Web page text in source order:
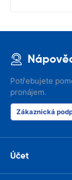
Potřebujete
pronájem.
Zákaznická
Účet